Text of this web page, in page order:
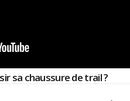
sa chaussure de trail ?